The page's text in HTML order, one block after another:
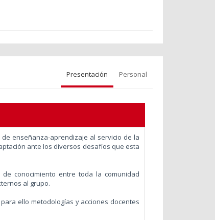
Presentación Personal
enseñanza-aprendizaje al servicio de la
ante los diversos desafíos que esta
conocimiento entre toda la comunidad
al grupo.
ello metodologías y acciones docentes